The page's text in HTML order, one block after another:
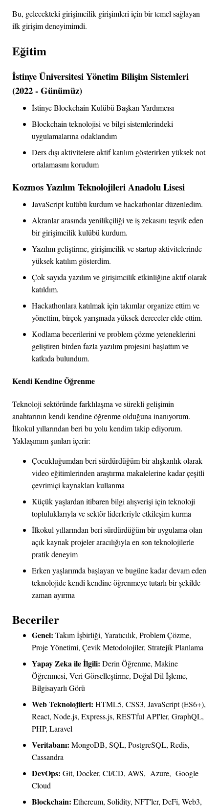
Bu, gelecekteki girişimcilik girişimleri için bir temel sağlayan
ilk girişim deneyimimdi.
Eğitim
İstinye Üniversitesi Yönetim Bilişim Sistemleri
(2022 - Günümüz)
İstinye Blockchain Kulübü Başkan Yardımcısı
Blockchain teknolojisi ve bilgi sistemlerindeki
uygulamalarına odaklandım
Ders dışı aktivitelere aktif katılım gösterirken yüksek not
ortalamasını korudum
Kozmos Yazılım Teknolojileri Anadolu Lisesi
JavaScript kulübü kurdum ve hackathonlar düzenledim.
Akranlar arasında yenilikçiliği ve iş zekasını teşvik eden
bir girişimcilik kulübü kurdum.
Yazılım geliştirme, girişimcilik ve startup aktivitelerinde
yüksek katılım gösterdim.
Çok sayıda yazılım ve girişimcilik etkinliğine aktif olarak
katıldım.
Hackathonlara katılmak için takımlar organize ettim ve
yönettim, birçok yarışmada yüksek dereceler elde ettim.
Kodlama becerilerini ve problem çözme yeteneklerini
geliştiren birden fazla yazılım projesini başlattım ve
katkıda bulundum.
Kendi Kendine Öğrenme
Teknoloji sektöründe farklılaşma ve sürekli gelişimin
anahtarının kendi kendine öğrenme olduğuna inanıyorum.
İlkokul yıllarından beri bu yolu kendim takip ediyorum.
Yaklaşımım şunları içerir:
Çocukluğumdan beri sürdürdüğüm bir alışkanlık olarak
video eğitimlerinden araştırma makalelerine kadar çeşitli
çevrimiçi kaynakları kullanma
Küçük yaşlardan itibaren bilgi alışverişi için teknoloji
topluluklarıyla ve sektör liderleriyle etkileşim kurma
İlkokul yıllarından beri sürdürdüğüm bir uygulama olan
açık kaynak projeler aracılığıyla en son teknolojilerle
pratik deneyim
Erken yaşlarımda başlayan ve bugüne kadar devam eden
teknolojide kendi kendine öğrenmeye tutarlı bir şekilde
zaman ayırma
Beceriler
Genel: Takım İşbirliği, Yaratıcılık, Problem Çözme,
Proje Yönetimi, Çevik Metodolojiler, Stratejik Planlama
Yapay Zeka ile İlgili: Derin Öğrenme, Makine
Öğrenmesi, Veri Görselleştirme, Doğal Dil İşleme,
Bilgisayarlı Görü
Web Teknolojileri: HTML5, CSS3, JavaScript (ES6+),
React, Node.js, Express.js, RESTful API'ler, GraphQL,
PHP, Laravel
Veritabanı: MongoDB, SQL, PostgreSQL, Redis,
Cassandra
DevOps: Git, Docker, CI/CD, AWS, Azure, Google
Cloud
Blockchain: Ethereum, Solidity, NFT'ler, DeFi, Web3,